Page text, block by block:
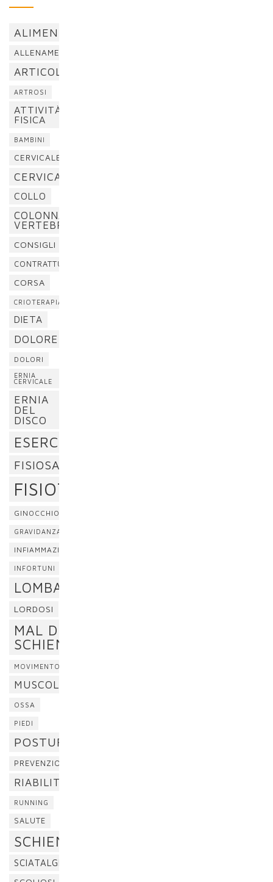
ALIMENTAZIONE
ALLENAMENTO
ARTICOLAZIONI
ARTROSI
ATTIVITÀ
FISICA
BAMBINI
CERVICALE
CERVICALGIA
COLLO
COLONNA
VERTEBRALE
CONSIGLI
CONTRATTURA
CORSA
CRIOTERAPIA
DIETA
DOLORE
DOLORI
ERNIA
CERVICALE
ERNIA
DEL
DISCO
ESERCIZI
FISIOSAN
FISIOTERAPIA
GINOCCHIO
GRAVIDANZA
INFIAMMAZIONE
INFORTUNI
LOMBALGIA
LORDOSI
MAL DI
SCHIENA
MOVIMENTO
MUSCOLI
OSSA
PIEDI
POSTURA
PREVENZIONE
RIABILITAZIONE
RUNNING
SALUTE
SCHIENA
SCIATALGIA